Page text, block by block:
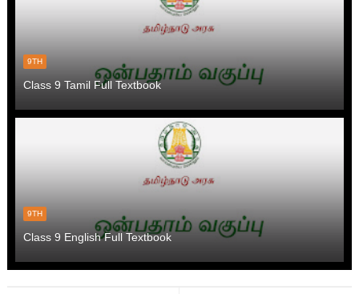
9TH
Class 9 Tamil Full Textbook
9TH
Class 9 English Full Textbook